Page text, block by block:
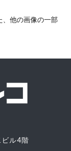
、他の画像の一部
ル4階